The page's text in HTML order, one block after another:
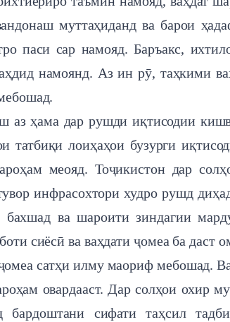
муттаҳиданд ва барои
паси сар намояд. Баръакс,
намоянд. Аз ин рӯ, таҳкими
ҳама дар рушди иқтисодии
татбиқи лоиҳаҳои бузурги
меояд. Тоҷикистон дар
инфрасохтори худро рушд
бахшад ва шароити зиндагии
сиёсӣ ва ваҳдати ҷомеа ба даст
сатҳи илму маориф мебошад.
овардааст. Дар солҳои охир
сифати таҳсил